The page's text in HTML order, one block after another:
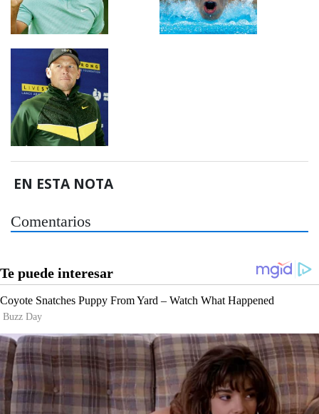
EN ESTA NOTA
Comentarios